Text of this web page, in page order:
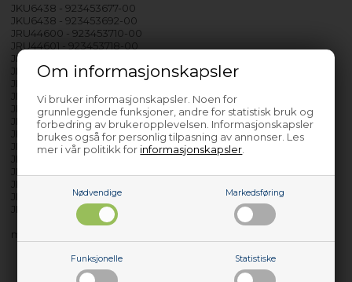
Om informasjonskapsler
Vi bruker informasjonskapsler. Noen for
grunnleggende funksjoner, andre for statistisk bruk og
forbedring av brukeropplevelsen. Informasjonskapsler
brukes også for personlig tilpasning av annonser. Les
mer i vår politikk for informasjonskapsler
Nødvendige Markedsføring
Funksjonelle Statistiske
JKU6438 - 923453677-00
JKU6438 - 923453692-00
JRU44600 - 923453710-00
JRU44601 - 923453718-00
JKU6038 - 923734670-00
JKU6038 - 923734683-00
JRU40600 - 923734699-00
JRU40601 - 923734706-00
JRU40602 - 933024014-01
JRU40602 - 933024014-02
JRU40602 - 933024014-03
JRU40602 - 933024014-04
JRU44602 - 933025016-01
JRU44602 - 933025016-02
JRU44602 - 933025016-03
JRU44602 - 933025016-04
JRU44602 - 933025016-05
med flere…